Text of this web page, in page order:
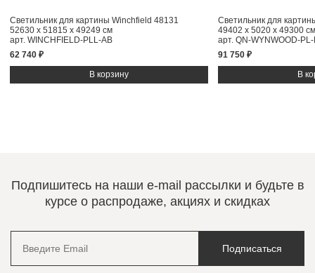
Светильник для картины Winchfield 48131
52630 x 51815 x 49249 см
арт. WINCHFIELD-PLL-AB
62 740 ₽
Светильник для
49402 x 5020 x 49300 см
арт. QN-WYNWOOD-
91 750 ₽
Подпишитесь на наши e-mail рассылки и будьте в
курсе о распродаже, акциях и скидках
Подписаться